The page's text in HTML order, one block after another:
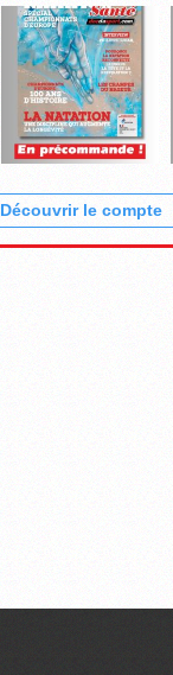
Découvrir le compte